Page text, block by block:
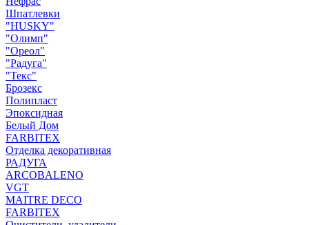
Шпатлевки
"HUSKY"
"Олимп"
"Ореол"
"Радуга"
"Текс"
Брозекс
Полипласт
Эпоксидная
Белый Дом
FARBITEX
Отделка декоративная
РАДУГА
ARCOBALENO
VGT
MAITRE DECO
FARBITEX